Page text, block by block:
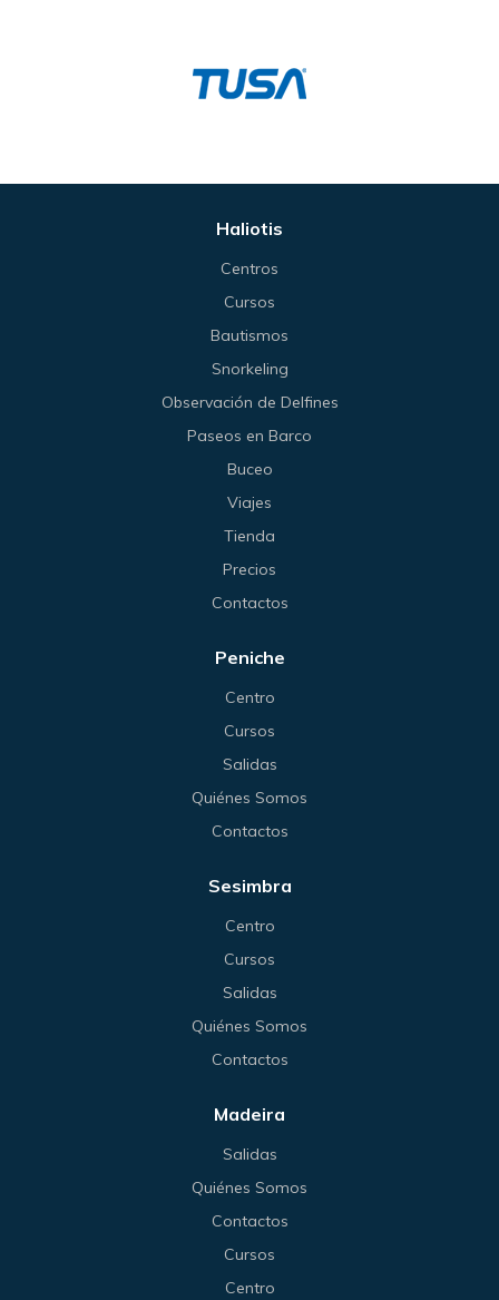
Haliotis
Centros
Cursos
Bautismos
Snorkeling
Observación de Delfines
Paseos en Barco
Buceo
Viajes
Tienda
Precios
Contactos
Peniche
Centro
Cursos
Salidas
Quiénes Somos
Contactos
Sesimbra
Centro
Cursos
Salidas
Quiénes Somos
Contactos
Madeira
Salidas
Quiénes Somos
Contactos
Cursos
Centro